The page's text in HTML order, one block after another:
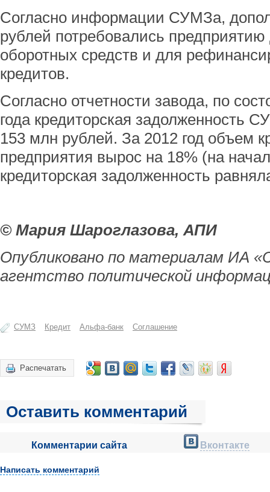
Согласно информации СУМЗа,
рублей потребовались
оборотных средств и для
кредитов.
Согласно отчетности завода, по
года кредиторская задолженность
153 млн рублей. За 2012 год объем
предприятия вырос на 18% (на
кредиторская задолженность
© Мария Шароглазова, АПИ
Опубликовано по материалам ИА
агентство политической
СУМЗ Кредит Альфа-банк Соглашение
Распечатать
Оставить комментарий
Комментарии сайта Вконтакте
Написать комментарий